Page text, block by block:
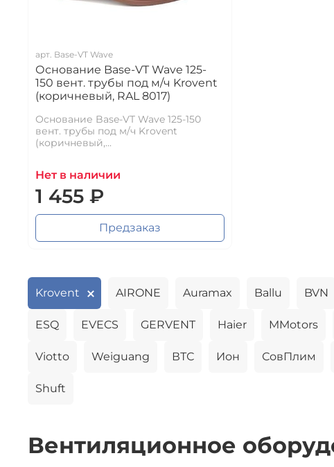
арт. Base-VT Wave
Основание Base-VT Wave 125-
150 вент. трубы под м/ч Krovent
(коричневый, RAL 8017)
Основание Base-VT Wave 125-150
вент. трубы под м/ч Krovent
(коричневый,...
Нет в наличии
1 455 ₽
Предзаказ
Krovent AIRONE Auramax Ballu BVN
ESQ EVECS GERVENT Haier MMotors
Viotto Weiguang ВТС Ион СовПлим
Shuft
Вентиляционное